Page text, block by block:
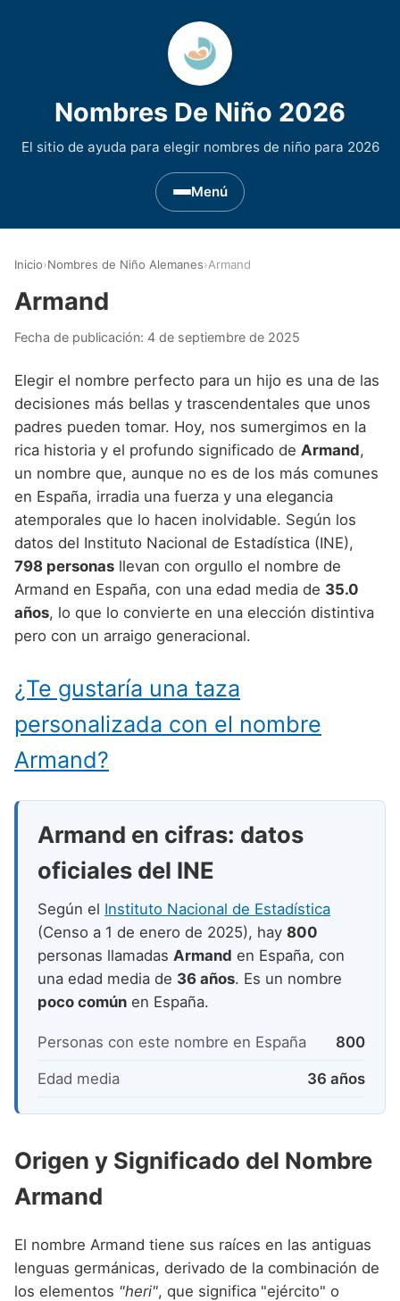
Nombres De Niño 2026
El sitio de ayuda para elegir nombres de niño para 2026
Menú
Nombres de niño que empiezan por D
Nombres de niño que empiezan por E
Nombres de niño que empiezan por F
Nombres de niño que empiezan por G
Nombres de niño que empiezan por H
Nombres de niño que empiezan por I
Nombres de niño que empiezan por J
Nombres de niño que empiezan por K
Nombres de niño que empiezan por M
Nombres de niño que empiezan por N
Nombres de niño que empiezan por O
Nombres de niño que empiezan por Q
Nombres de niño que empiezan por R
Nombres de niño que empiezan por S
Nombres de niño que empiezan por T
Nombres de niño que empiezan por U
Nombres de niño que empiezan por V
Nombres de niño que empiezan por W
Nombres de niño que empiezan por X
Nombres de niño que empiezan por Z
Nombres de Niño Asturianos
Nombres de Niño Baleares
Nombres de Niño Canarios
Nombres de Niño Cantabros
Nombres de Niño Castellanos
Nombres de Niño Catalanes
Nombres de Niño Extremeños
Nombres de Niño Gallegos
Nombres de Niño Navarros
Nombres de Niño Vascos
Nombres de Niño Celtas
Nombres de Niño Egipcios
Nombres de Niño Griegos
Nombres de Niño Mitologicos
Nombres de Niño Romanos
Nombres de Niño Vikingos
Nombres de Niño Alemanes
Nombres de Niño Americanos
Nombres de Niño Arabes
Nombres de Niño Chinos
Nombres de Niño Franceses
Nombres de Niño Hispanoamericanos
Nombres de Niño Ingleses
Nombres de Niño Italianos
Nombres de Niño Japoneses
Nombres de Niño Judíos
Buscar
Inicio›Nombres de Niño Alemanes›Armand
Armand
Fecha de publicación: 4 de septiembre de 2025
Elegir el nombre perfecto para un hijo es una de las
decisiones más bellas y trascendentales que unos
padres pueden tomar. Hoy, nos sumergimos en la
rica historia y el profundo significado de Armand,
un nombre que, aunque no es de los más comunes
en España, irradia una fuerza y una elegancia
atemporales que lo hacen inolvidable. Según los
datos del Instituto Nacional de Estadística (INE),
798 personas llevan con orgullo el nombre de
Armand en España, con una edad media de 35.0
años, lo que lo convierte en una elección distintiva
pero con un arraigo generacional.
¿Te gustaría una taza
personalizada con el nombre
Armand?
Armand en cifras: datos
oficiales del INE
Según el Instituto Nacional de Estadística
(Censo a 1 de enero de 2025), hay 800
personas llamadas Armand en España, con
una edad media de 36 años. Es un nombre
poco común en España.
Personas con este nombre en España 800
Edad media 36 años
Origen y Significado del Nombre
Armand
El nombre Armand tiene sus raíces en las antiguas
lenguas germánicas, derivado de la combinación de
los elementos "heri", que significa "ejército" o